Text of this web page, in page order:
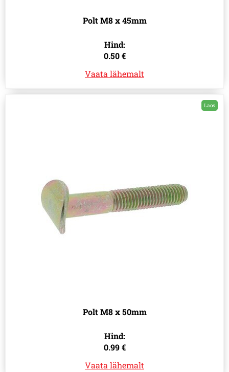
Polt M8 x 45mm
Hind:
0.50 €
Vaata lähemalt
Laos
Polt M8 x 50mm
Hind:
0.99 €
Vaata lähemalt